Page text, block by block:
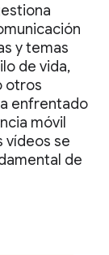
y temas
de vida,
otros
enfrentado
móvil
vídeos se
de